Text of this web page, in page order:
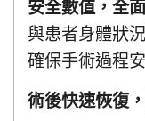
安全數值，全
與患者身體狀
確保手術過程
術後快速恢復